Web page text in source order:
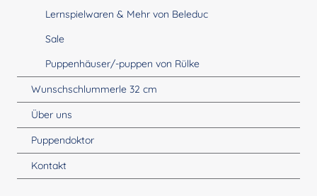
Lernspielwaren & Mehr von Beleduc
Sale
Puppenhäuser/-puppen von Rülke
Wunschschlummerle 32 cm
Über uns
Puppendoktor
Kontakt